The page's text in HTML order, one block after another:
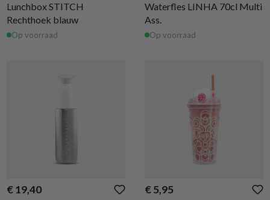
Lunchbox STITCH
Rechthoek blauw
Op voorraad
Waterfles LINHA 70cl Multi
Ass.
Op voorraad
€ 19,40 € 5,95